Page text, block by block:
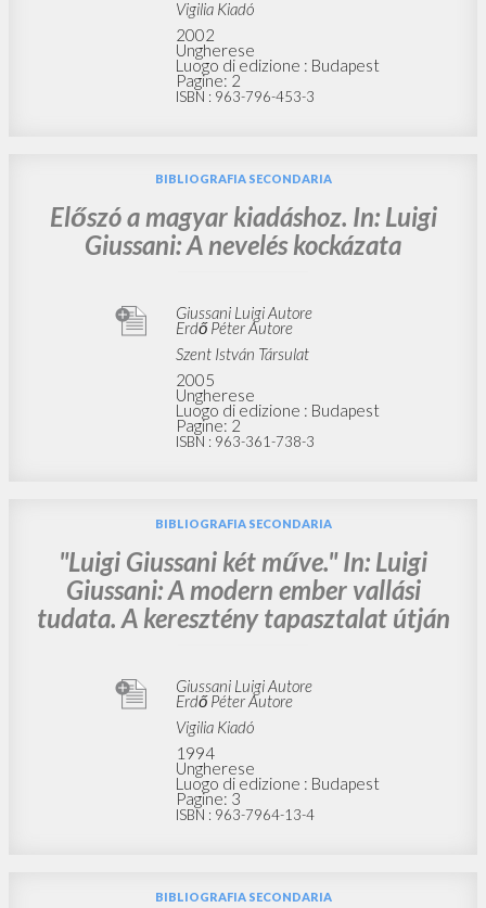
Vigilia Kiadó
2002
Ungherese
Luogo di edizione : Budapest
Pagine: 2
ISBN : 963-796-453-3
BIBLIOGRAFIA SECONDARIA
Előszó a magyar kiadáshoz. In: Luigi
Giussani: A nevelés kockázata
Giussani Luigi Autore
Erdő Péter Autore
Szent István Társulat
2005
Ungherese
Luogo di edizione : Budapest
Pagine: 2
ISBN : 963-361-738-3
BIBLIOGRAFIA SECONDARIA
"Luigi Giussani két műve." In: Luigi
Giussani: A modern ember vallási
tudata. A keresztény tapasztalat útján
Giussani Luigi Autore
Erdő Péter Autore
Vigilia Kiadó
1994
Ungherese
Luogo di edizione : Budapest
Pagine: 3
ISBN : 963-7964-13-4
BIBLIOGRAFIA SECONDARIA